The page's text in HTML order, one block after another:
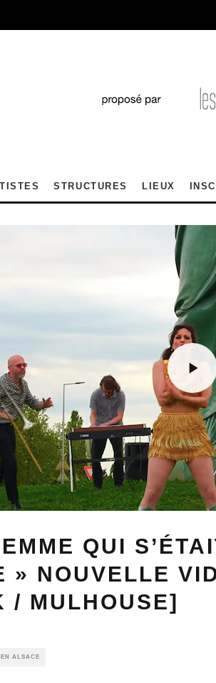
STRUCTURES LIEUX
QUI
» NOUVELLE
/ MULHOUSE]
ALSACE